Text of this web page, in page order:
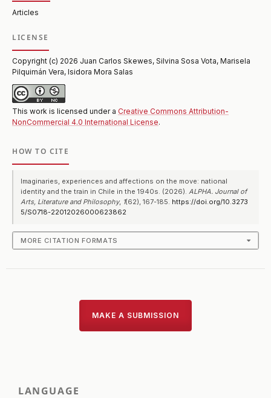
Articles
LICENSE
Copyright (c) 2026 Juan Carlos Skewes, Silvina Sosa Vota, Marisela
Pilquimán Vera, Isidora Mora Salas
This work is licensed under a Creative Commons Attribution-
NonCommercial 4.0 International License.
HOW TO CITE
Imaginaries, experiences and affections on the move: national
identity and the train in Chile in the 1940s. (2026).ALPHA. Journal of
Arts, Literature and Philosophy, 1(62), 167-185. https://doi.org/10.3273
5/S0718-22012026000623862
MORE CITATION FORMATS
MAKE A SUBMISSION
LANGUAGE